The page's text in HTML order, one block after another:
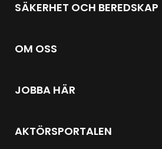
SÄKERHET OCH BEREDSKAP
OM OSS
JOBBA HÄR
AKTÖRSPORTALEN